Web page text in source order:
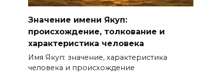
Значение имени Якуп:
происхождение, толкование и
характеристика человека
Имя Якуп: значение, характеристика
человека и происхождение